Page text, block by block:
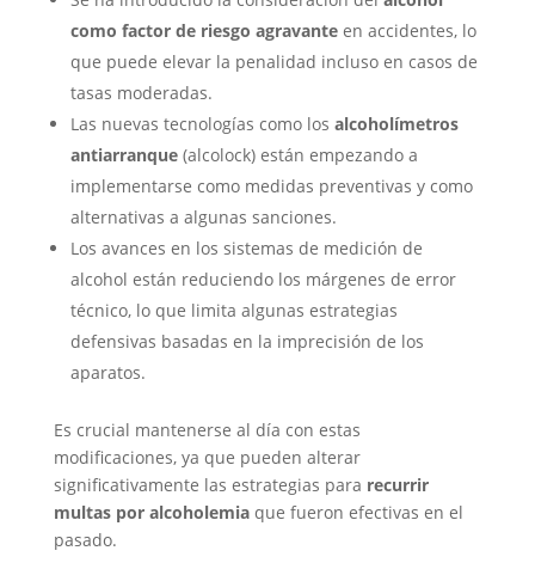
como factor de riesgo agravanteen accidentes, lo
que puede elevar la penalidad incluso en casos de
tasas moderadas.
Las nuevas tecnologías como los alcoholímetros
antiarranque(alcolock) están empezando a
implementarse como medidas preventivas y como
alternativas a algunas sanciones.
Los avances en los sistemas de medición de
alcohol están reduciendo los márgenes de error
técnico, lo que limita algunas estrategias
defensivas basadas en la imprecisión de los
aparatos.
Es crucial mantenerse al día con estas
modificaciones, ya que pueden alterar
significativamente las estrategias para recurrir
multas por alcoholemiaque fueron efectivas en el
pasado.